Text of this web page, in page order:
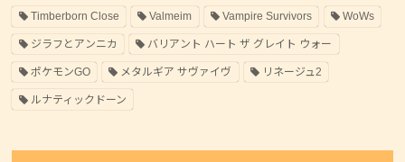
Timberborn Close Valmeim Vampire Survivors WoWs
ジラフとアンニカ バリアント ハート ザ グレイト ウォー
ポケモンGO メタルギア サヴァイヴ リネージュ2
ルナティックドーン